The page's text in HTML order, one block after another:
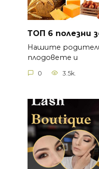
ТОП 6 полезни
Нашите родители
плодовете и
0 3.5k.